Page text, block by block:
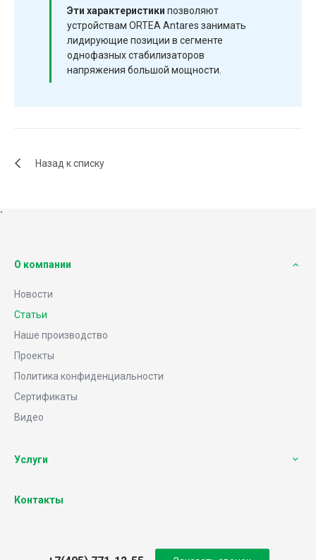
Эти характеристики позволяют
устройствам ORTEA Antares занимать
лидирующие позиции в сегменте
однофазных стабилизаторов
напряжения большой мощности.
Назад к списку
`
О компании
Новости
Статьи
Наше производство
Проекты
Политика конфиденциальности
Сертификаты
Видео
Услуги
Контакты